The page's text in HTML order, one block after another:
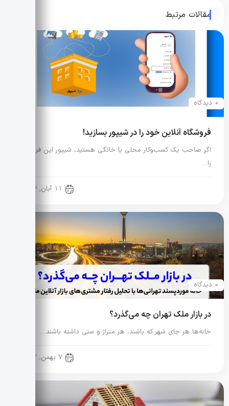
مقالات مرتبط
0 دیدگاه
فروشگاه آنلاین خود را در شیپور بسازید!
اگر صاحب یک کسب‌وکار محلی یا خانگی هستید، شیپور این فرصت
را…
11 آبان, 1404
0 دیدگاه
در بازار ملک تهران چه می‌گذرد؟
خانه‌ها هر جای شهر که باشند، هر متراژ و سنی داشته باشند…
7 بهمن, 1402